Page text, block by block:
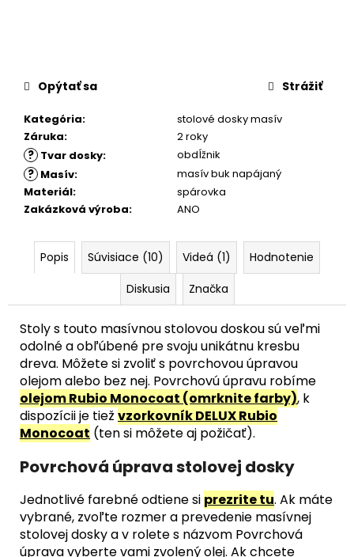
Kategória:
stolové dosky masív
Záruka: 2 roky
? Tvar dosky: obdĺžnik
? Masív:
masív buk napájaný
Materiál:
spárovka
Zakázková výroba: ANO
Opýtať sa Strážiť
Popis Súvisiace (10) Videá (1)
Hodnotenie
Diskusia
Značka
Stoly s touto masívnou stolovou doskou sú veľmi
odolné a obľúbené pre svoju unikátnu kresbu
dreva. Môžete si zvoliť s povrchovou úpravou
olejom alebo bez nej. Povrchovú úpravu robíme
olejom Rubio Monocoat (omrknite farby), k
dispozícii je tiež vzorkovník DELUX Rubio
Monocoat (ten si môžete aj požičať).
Povrchová úprava stolovej dosky
Jednotlivé farebné odtiene si prezrite tu. Ak máte
vybrané, zvoľte rozmer a prevedenie masívnej
stolovej dosky a v rolete s názvom Povrchová
úprava vyberte vami zvolený olej. Ak chcete